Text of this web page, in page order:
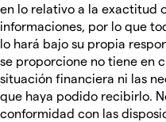
en lo relativo a la exactitud
informaciones, por lo que
lo hará bajo su propia
se proporcione no tiene en
situación financiera ni las
que haya podido recibirlo.
conformidad con las